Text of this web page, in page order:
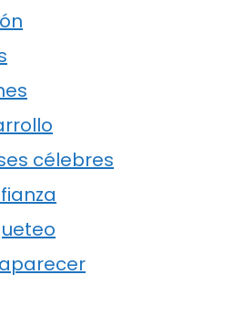
célebres